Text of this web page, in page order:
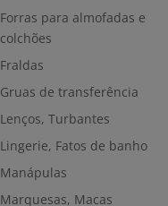
Forras para almofadas e
colchões
Fraldas
Gruas de transferência
Lenços, Turbantes
Lingerie, Fatos de banho
Manápulas
Marquesas, Macas